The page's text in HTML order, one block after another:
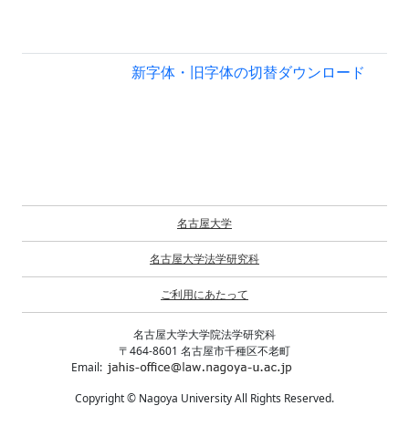
新字体・旧字体の切替ダウンロード
名古屋大学
名古屋大学法学研究科
ご利用にあたって
名古屋大学大学院法学研究科
〒464-8601 名古屋市千種区不老町
Email:
Copyright © Nagoya University All Rights Reserved.